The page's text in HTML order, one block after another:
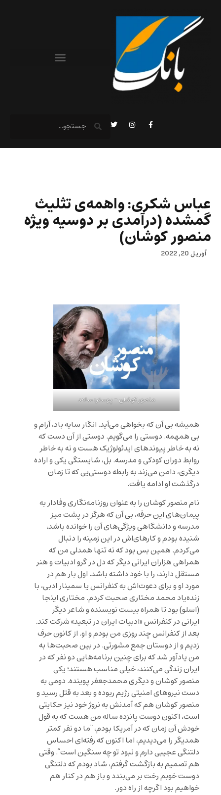
عباس شکری: واهمه‌ی تثلیث
گمشده (درآمدی بر دوسیه ویژه
منصور کوشان)
آوریل 20, 2022
منصور کوشان – پوستر: ساعد
همیشه بی آن که بخواهی می‌آید. انگار سایه باد، آرام و
بی همهمه. دوستی را می‌گویم. دوستی از آن دست که
نه به خاطر پیوندهای ایدئولوژیک هست و نه به خاطر
روابط دوران کودکی و مدرسه. بل، شایستگی یکی و اراده
دیگری، دامن می‌زند به رابطه دوستی‌یی که تا زمان
درگذشت او ادامه یافت.
نام منصور کوشان را به عنوان روزنامه‌نگاری وفادار به
پیمان‌های این حرفه، بی آن که هرگز در پشت میز
مدرسه و دانشگاهی ویژگی‌های آن را خوانده باشد،
شنیده بودم و کارهای‌اش در این زمینه را دنبال
می‌کردم. همین بس بود که نه تنها همدلی من که
همراهی هزاران ایرانی دیگر که دل در گرو ادبیات و هنر
مستقل دارند، را با خود داشته باشد. اول بار هم در
مورد او و برای دعوت‌اش به کنفرانس یا سمینار ادبی، با
زنده‌یاد محمد مختاری صحبت کردم. مختاری اینجا
(اسلو) بود تا همراه بیست نویسنده و شاعر دیگر
ایرانی در کنفرانس «ادبیات ایران در تبعید» شرکت کند.
بعد از کنفرانس چند روزی من بودم و او. از کانون حرف
زدیم و از دوستان جمع مشورتی. در بین صحبت‌ها به
من یادآور شد که برای چنین برنامه‌هایی دو نفر که در
ایران زندگی می‌کنند، خیلی مناسب هستند؛ یکی
منصور کوشان و دیگری محمدجعفر پوینده. دومی به
دست نیروهای امنیتی رژیم ربوده و بعد به قتل رسید و
منصور کوشان هم که آمدنش به نروژ خود نیز حکایتی
است، اکنون دوست پانزده ساله من هست که به قول
خودش آن زمان که در آمریکا بودم، “ما دو نفر کمتر
همدیگر را می‌دیدیم، اما اکنون که رفته‌ای احساس
دلتنگی عجیبی دارم و نبود تو چه سنگین است”. وقتی
هم تصمیم به بازگشت گرفتم، شاد بودم که دلتنگی
دوست خوبم رخت بر می‌بندد و باز هم در کنار هم
خواهیم بود اگرچه از راه دور.